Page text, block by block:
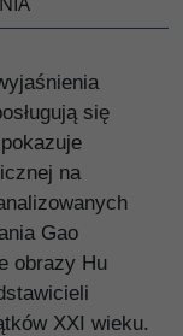
się
na
Gao
obrazy Hu
XXI wieku.